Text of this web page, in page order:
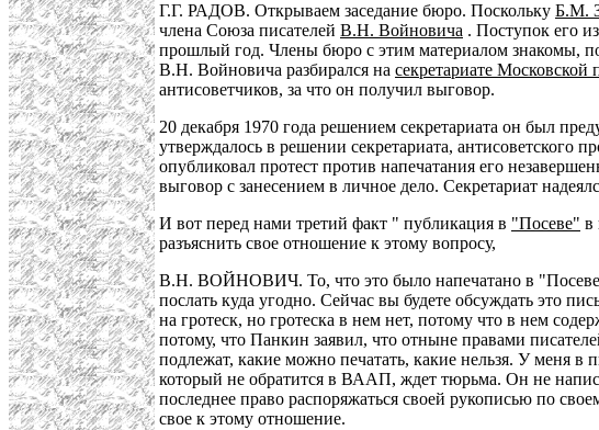
Г.Г. РАДОВ. Открываем заседание бюро. Поскольку Б.М.
члена Союза писателей В.Н. Войновича . Поступок его
прошлый год. Члены бюро с этим материалом знакомы,
В.Н. Войновича разбирался на секретариате Московской
антисоветчиков, за что он получил выговор.
20 декабря 1970 года решением секретариата он был
утверждалось в решении секретариата, антисоветского
опубликовал протест против напечатания его
выговор с занесением в личное дело. Секретариат
И вот перед нами третий факт " публикация в "Посеве" в
разъяснить свое отношение к этому вопросу,
В.Н. ВОЙНОВИЧ. То, что это было напечатано в "Посеве",
послать куда угодно. Сейчас вы будете обсуждать это
на гротеск, но гротеска в нем нет, потому что в нем
потому, что Панкин заявил, что отныне правами
подлежат, какие можно печатать, какие нельзя. У меня
который не обратится в ВААП, ждет тюрьма. Он не
последнее право распоряжаться своей рукописью по
свое к этому отношение.